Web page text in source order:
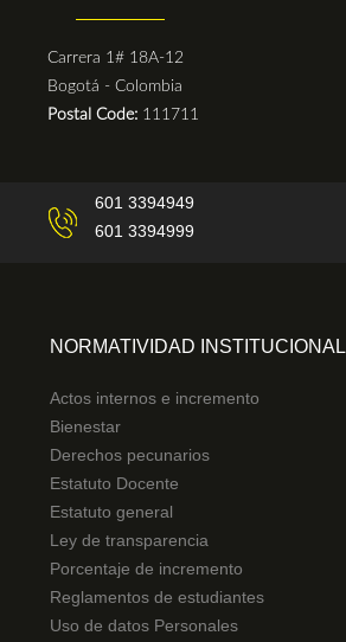
Carrera 1# 18A-12
Bogotá - Colombia
Postal Code: 111711
601 3394949
601 3394999
NORMATIVIDAD INSTITUCIONAL
Actos internos e incremento
Bienestar
Derechos pecunarios
Estatuto Docente
Estatuto general
Ley de transparencia
Porcentaje de incremento
Reglamentos de estudiantes
Uso de datos Personales